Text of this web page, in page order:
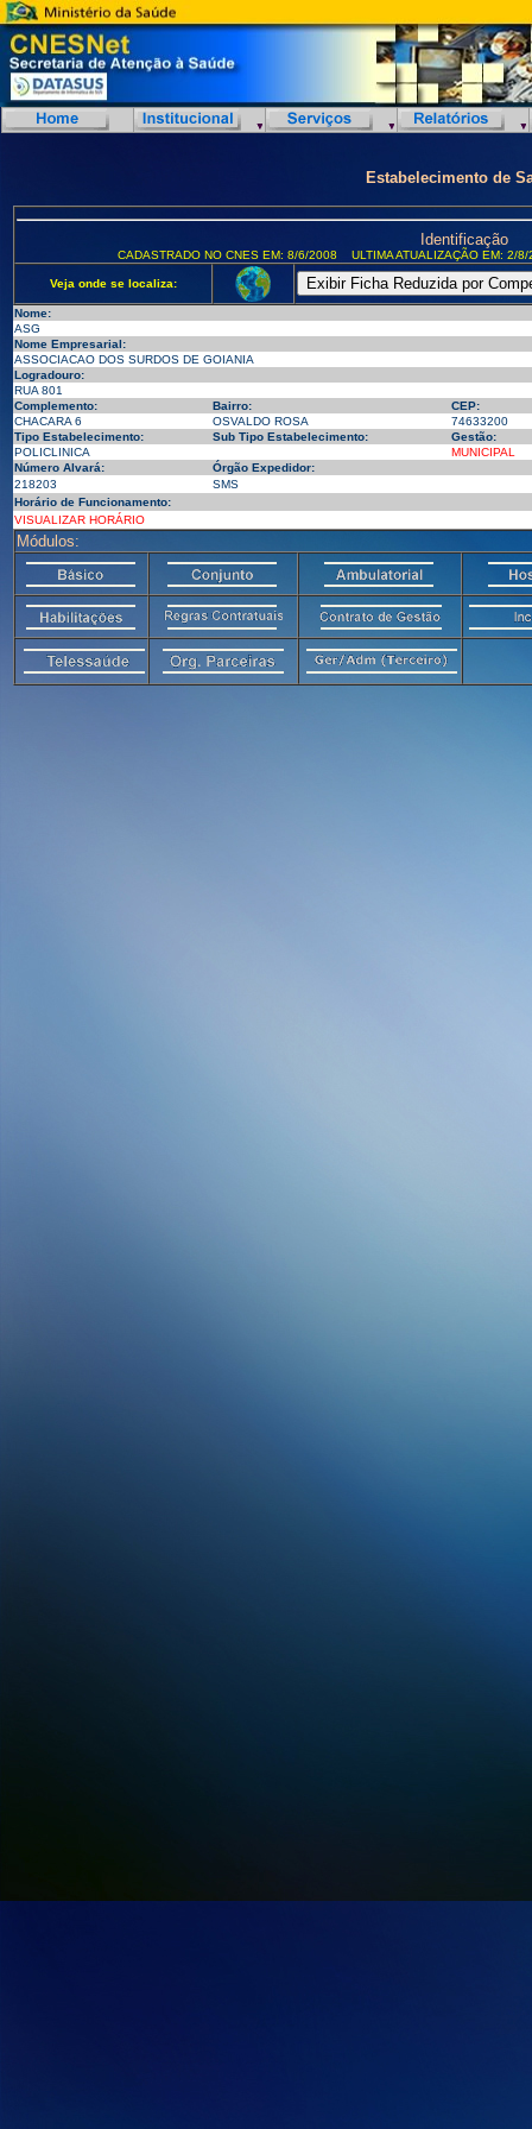
Estabelecimento de
Identificação
CADASTRADO NO CNES EM: 8/6/2008 ULTIMA ATUALIZAÇÃO EM: 2/
Veja onde se localiza:
Nome:
ASG
Nome Empresarial:
ASSOCIACAO DOS SURDOS DE GOIANIA
Logradouro:
RUA 801
Complemento:
Bairro:
CEP:
CHACARA 6
OSVALDO ROSA
74633200
Tipo Estabelecimento:
Sub Tipo Estabelecimento:
Gestão:
POLICLINICA
MUNICIPAL
Número Alvará:
Órgão Expedidor:
218203
SMS
Horário de Funcionamento:
VISUALIZAR HORÁRIO
Módulos: